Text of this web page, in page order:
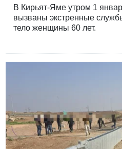
В Кирьят-Яме утром 1
вызваны экстренные
тело женщины 60 лет.